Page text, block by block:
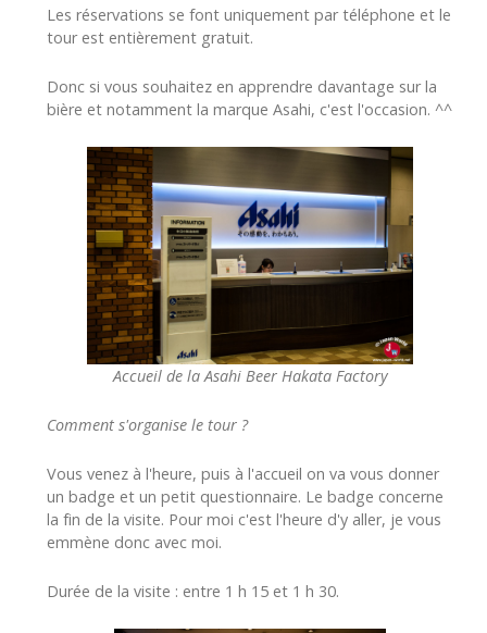
Les réservations se font uniquement par téléphone et le
tour est entièrement gratuit.
Donc si vous souhaitez en apprendre davantage sur la
bière et notamment la marque Asahi, c'est l'occasion. ^^
Accueil de la Asahi Beer Hakata Factory
Comment s'organise le tour ?
Vous venez à l'heure, puis à l'accueil on va vous donner
un badge et un petit questionnaire. Le badge concerne
la fin de la visite. Pour moi c'est l'heure d'y aller, je vous
emmène donc avec moi.
Durée de la visite : entre 1 h 15 et 1 h 30.